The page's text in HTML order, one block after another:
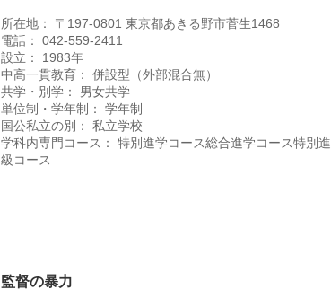
所在地： 〒197-0801 東京都あきる野市菅生1468
電話： 042-559-2411
設立： 1983年
中高一貫教育： 併設型（外部混合無）
共学・別学： 男女共学
単位制・学年制： 学年制
国公私立の別： 私立学校
学科内専門コース： 特別進学コース総合進学コース特別進
級コース
監督の暴力